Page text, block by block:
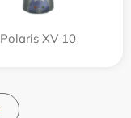
Polaris XV 10